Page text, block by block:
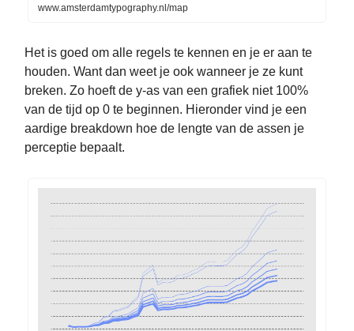
www.amsterdamtypography.nl/map
Het is goed om alle regels te kennen en je er aan te
houden. Want dan weet je ook wanneer je ze kunt
breken. Zo hoeft de y-as van een grafiek niet 100%
van de tijd op 0 te beginnen. Hieronder vind je een
aardige breakdown hoe de lengte van de assen je
perceptie bepaalt.